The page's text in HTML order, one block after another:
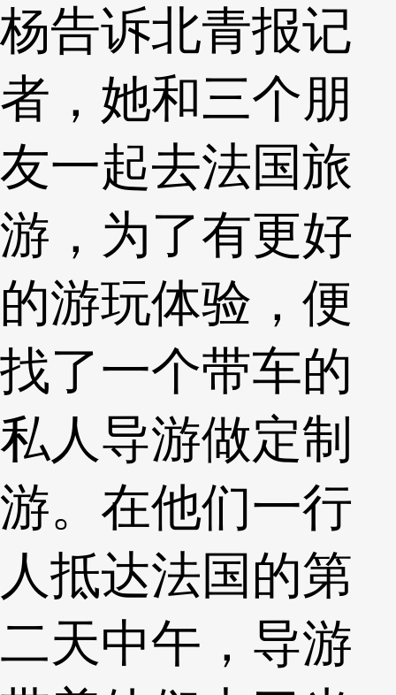
杨告诉北青报记
者，她和三个朋
友一起去法国旅
游，为了有更好
的游玩体验，便
找了一个带车的
私人导游做定制
游。在他们一行
人抵达法国的第
二天中午，导游